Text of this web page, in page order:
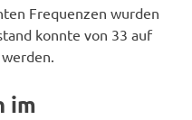
Frequenzen wurden
konnte von 33 auf
im